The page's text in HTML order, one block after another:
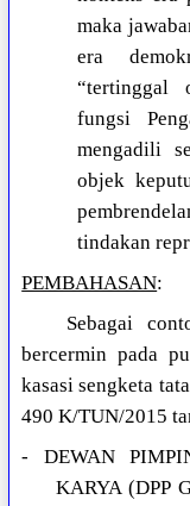
maka
era
“tertinggal
fungsi
mengadili
objek
tindakan
PEMBAHASAN:
Sebagai
bercermin pada
kasasi sengketa
490 K/TUN/2015
- DEWAN
KARYA (DPP